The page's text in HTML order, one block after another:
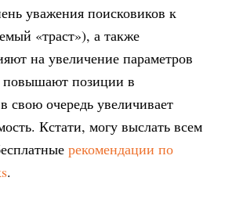
уважения поисковиков к
«траст»), а также
на увеличение параметров
позиции в
свою очередь увеличивает
Кстати, могу выслать всем
рекомендации по
.